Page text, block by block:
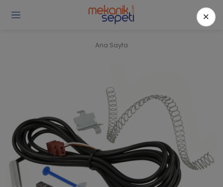
Ana Sayfa
×